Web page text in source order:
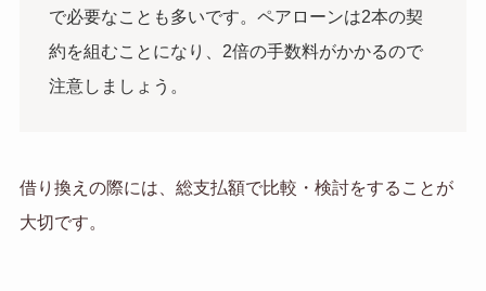
で必要なことも多いです。ペアローンは2本の契
約を組むことになり、2倍の手数料がかかるので
注意しましょう。
借り換えの際には、総支払額で比較・検討をすることが
大切です。